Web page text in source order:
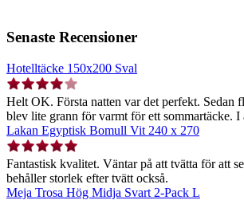
Senaste Recensioner
Hotelltäcke 150x200 Sval
Helt OK. Första natten var det perfekt. Sedan
blev lite grann för varmt för ett sommartäcke.
Lakan Egyptisk Bomull Vit 240 x 270
Fantastisk kvalitet. Väntar på att tvätta för att
behåller storlek efter tvätt också.
Meja Trosa Hög Midja Svart 2-Pack L